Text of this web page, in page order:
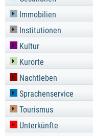
Immobilien
Institutionen
Kultur
Kurorte
Nachtleben
Sprachenservice
Tourismus
Unterkünfte